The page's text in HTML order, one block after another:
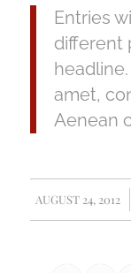
Entries
different
amet,
Aenean
AUGUST 24, 2012
/